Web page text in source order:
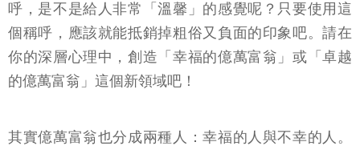
呼，是不是給人非常「溫馨」的感覺呢？只要使用這
個稱呼，應該就能抵銷掉粗俗又負面的印象吧。請在
你的深層心理中，創造「幸福的億萬富翁」或「卓越
的億萬富翁」這個新領域吧！
其實億萬富翁也分成兩種人：幸福的人與不幸的人。